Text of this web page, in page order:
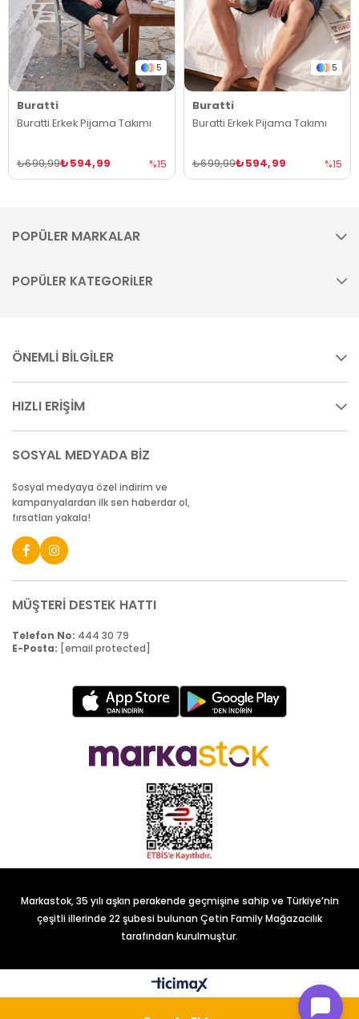
5
Buratti
Buratti Erkek Pijama Takımı
₺594,99
₺699,99 %15
5
Buratti
Buratti Erkek Pijama Takımı
₺594,99
₺699,99 %15
POPÜLER MARKALAR
POPÜLER KATEGORİLER
ÖNEMLİ BİLGİLER
HIZLI ERİŞİM
SOSYAL MEDYADA BİZ
Sosyal medyaya özel indirim ve
kampanyalardan ilk sen haberdar ol,
fırsatları yakala!
MÜŞTERİ DESTEK HATTI
Telefon No: 444 30 79
E-Posta: [email protected]
Markastok, 35 yılı aşkın perakende geçmişine sahip ve Türkiye’nin
çeşitli illerinde 22 şubesi bulunan Çetin Family Mağazacılık
tarafından kurulmuştur.